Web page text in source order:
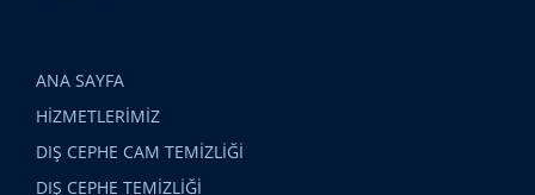
ANA SAYFA
HİZMETLERİMİZ
DIŞ CEPHE CAM TEMİZLİĞİ
DIŞ CEPHE TEMİZLİĞİ